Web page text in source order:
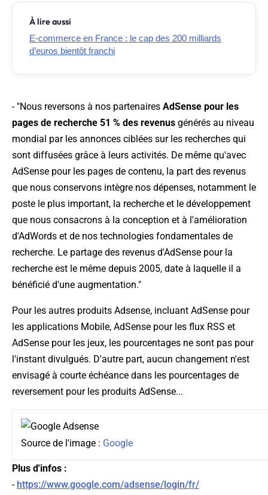
À lire aussi
E-commerce en France : le cap des 200 milliards
d’euros bientôt franchi
- "Nous reversons à nos partenaires AdSense pour les
pages de recherche 51 % des revenus générés au niveau
mondial par les annonces ciblées sur les recherches qui
sont diffusées grâce à leurs activités. De même qu'avec
AdSense pour les pages de contenu, la part des revenus
que nous conservons intègre nos dépenses, notamment le
poste le plus important, la recherche et le développement
que nous consacrons à la conception et à l'amélioration
d'AdWords et de nos technologies fondamentales de
recherche. Le partage des revenus d'AdSense pour la
recherche est le même depuis 2005, date à laquelle il a
bénéficié d'une augmentation."
Pour les autres produits Adsense, incluant AdSense pour
les applications Mobile, AdSense pour les flux RSS et
AdSense pour les jeux, les pourcentages ne sont pas pour
l'instant divulgués. D'autre part, aucun changement n'est
envisagé à courte échéance dans les pourcentages de
reversement pour les produits AdSense...
Source de l'image : Google
Plus d'infos :
- https://www.google.com/adsense/login/fr/